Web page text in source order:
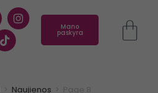
Mano
paskyra
Naujienos